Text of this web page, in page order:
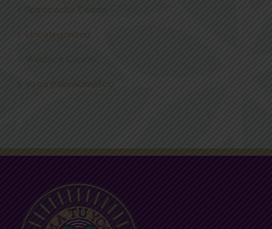
Spinscastle Casino
Uncategorized
Westace Casino
Yoga psicosomático